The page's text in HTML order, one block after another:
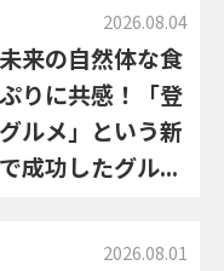
2026.08.04
来の自然体な食
りに共感！「登
ルメ」という新
成功したグル...
2026.08.01